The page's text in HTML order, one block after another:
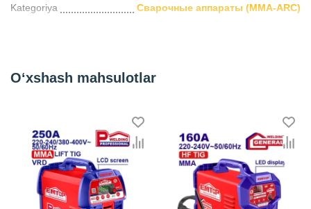
Kategoriya Сварочные аппараты (MMA-ARC)
O‘xshash mahsulotlar